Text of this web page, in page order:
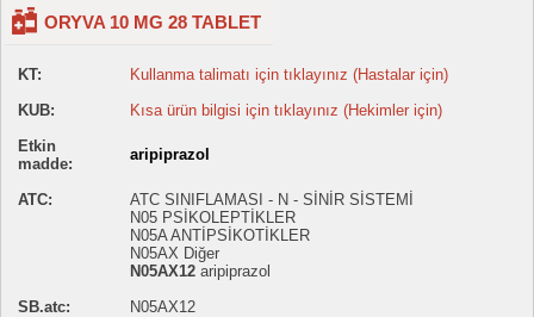
ORYVA 10 MG 28 TABLET
KT:
Kullanma talimatı için tıklayınız (Hastalar için)
KUB:
Kısa ürün bilgisi için tıklayınız (Hekimler için)
Etkin
madde:
aripiprazol
ATC:
ATC SINIFLAMASI - N - SİNİR SİSTEMİ
N05 PSİKOLEPTİKLER
N05A ANTİPSİKOTİKLER
N05AX Diğer
N05AX12 aripiprazol
SB.atc:
N05AX12